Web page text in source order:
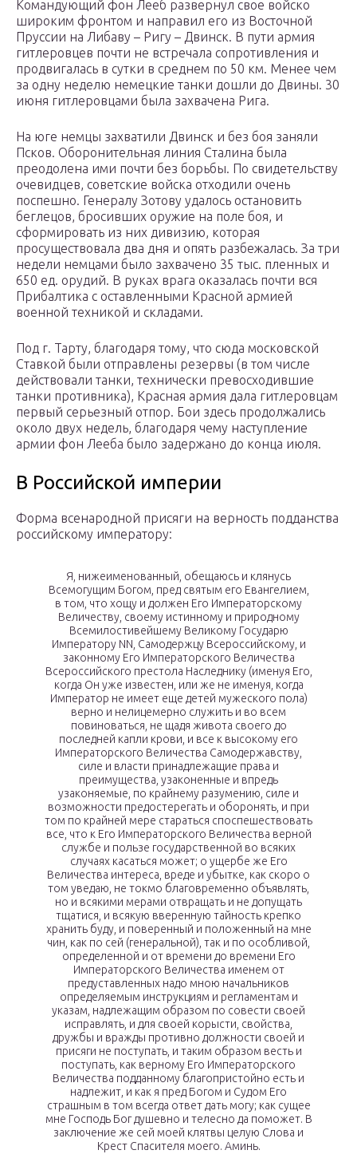
Командующий фон Лееб развернул свое войско
широким фронтом и направил его из Восточной
Пруссии на Либаву – Ригу – Двинск. В пути армия
гитлеровцев почти не встречала сопротивления и
продвигалась в сутки в среднем по 50 км. Менее чем
за одну неделю немецкие танки дошли до Двины. 30
июня гитлеровцами была захвачена Рига.
На юге немцы захватили Двинск и без боя заняли
Псков. Оборонительная линия Сталина была
преодолена ими почти без борьбы. По свидетельству
очевидцев, советские войска отходили очень
поспешно. Генералу Зотову удалось остановить
беглецов, бросивших оружие на поле боя, и
сформировать из них дивизию, которая
просуществовала два дня и опять разбежалась. За три
недели немцами было захвачено 35 тыс. пленных и
650 ед. орудий. В руках врага оказалась почти вся
Прибалтика с оставленными Красной армией
военной техникой и складами.
Под г. Тарту, благодаря тому, что сюда московской
Ставкой были отправлены резервы (в том числе
действовали танки, технически превосходившие
танки противника), Красная армия дала гитлеровцам
первый серьезный отпор. Бои здесь продолжались
около двух недель, благодаря чему наступление
армии фон Лееба было задержано до конца июля.
В Российской империи
Форма всенародной присяги на верность подданства
российскому императору:
Я, нижеименованный, обещаюсь и клянусь
Всемогущим Богом, пред святым его Евангелием,
в том, что хощу и должен Его Императорскому
Величеству, своему истинному и природному
Всемилостивейшему Великому Государю
Императору NN, Самодержцу Всероссийскому, и
законному Его Императорского Величества
Всероссийского престола Наследнику (именуя Его,
когда Он уже известен, или же не именуя, когда
Император не имеет еще детей мужеского пола)
верно и нелицемерно служить и во всем
повиноваться, не щадя живота своего до
последней капли крови, и все к высокому его
Императорского Величества Самодержавству,
силе и власти принадлежащие права и
преимущества, узаконенные и впредь
узаконяемые, по крайнему разумению, силе и
возможности предостерегать и оборонять, и при
том по крайней мере стараться споспешествовать
все, что к Его Императорского Величества верной
службе и пользе государственной во всяких
случаях касаться может; о ущербе же Его
Величества интереса, вреде и убытке, как скоро о
том уведаю, не токмо благовременно объявлять,
но и всякими мерами отвращать и не допущать
тщатися, и всякую вверенную тайность крепко
хранить буду, и поверенный и положенный на мне
чин, как по сей (генеральной), так и по особливой,
определенной и от времени до времени Его
Императорского Величества именем от
предуставленных надо мною начальников
определяемым инструкциям и регламентам и
указам, надлежащим образом по совести своей
исправлять, и для своей корысти, свойства,
дружбы и вражды противно должности своей и
присяги не поступать, и таким образом весть и
поступать, как верному Его Императорского
Величества подданному благопристойно есть и
надлежит, и как я пред Богом и Судом Его
страшным в том всегда ответ дать могу; как сущее
мне Господь Бог душевно и телесно да поможет. В
заключение же сей моей клятвы целую Слова и
Крест Спасителя моего. Аминь.